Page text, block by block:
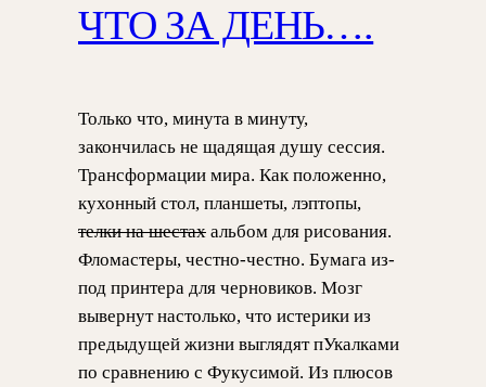
ЧТО ЗА ДЕНЬ….
Только что, минута в минуту,
закончилась не щадящая душу сессия.
Трансформации мира. Как положенно,
кухонный стол, планшеты, лэптопы,
телки на шестах альбом для рисования.
Фломастеры, честно-честно. Бумага из-
под принтера для черновиков. Мозг
вывернут настолько, что истерики из
предыдущей жизни выглядят пУкалками
по сравнению с Фукусимой. Из плюсов